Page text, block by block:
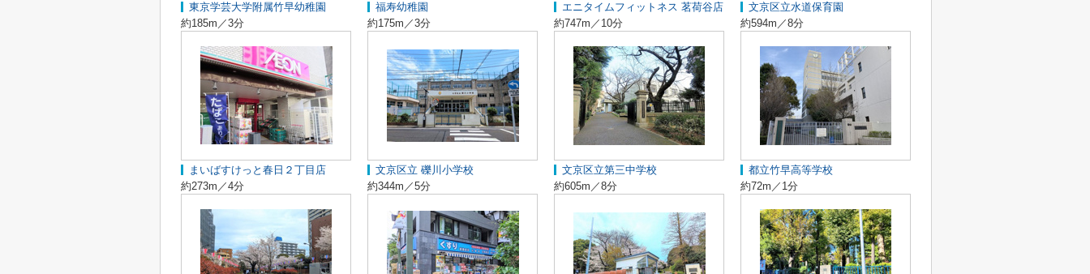
東京学芸大学附属竹早幼稚園
約185m／3分
福寿幼稚園
約175m／3分
エニタイムフィットネス 茗荷谷店
約747m／10分
文京区立水道保育園
約594m／8分
まいばすけっと春日２丁目店
約273m／4分
文京区立 礫川小学校
約344m／5分
文京区立第三中学校
約605m／8分
都立竹早高等学校
約72m／1分